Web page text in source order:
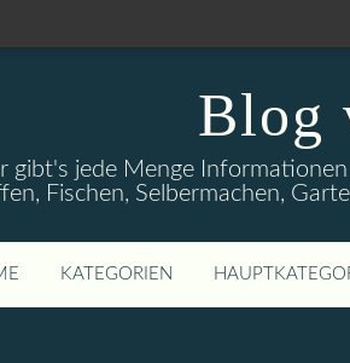
Blog
gibt's jede Menge
Fischen, Selbermachen,
KATEGORIEN